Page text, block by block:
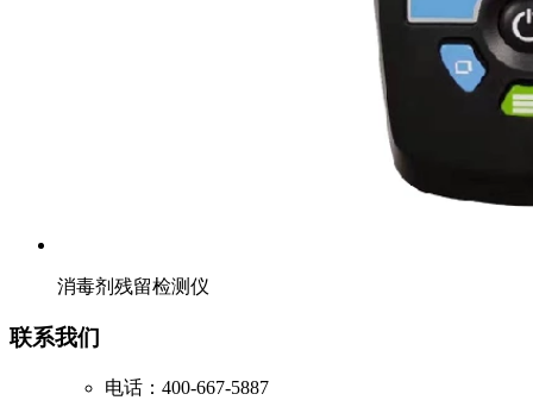
消毒剂残留检测仪
联系我们
电话：400-667-5887